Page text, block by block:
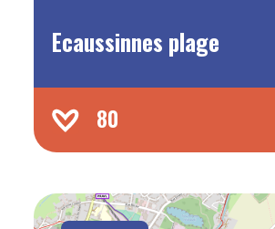
Ecaussinnes plage
80